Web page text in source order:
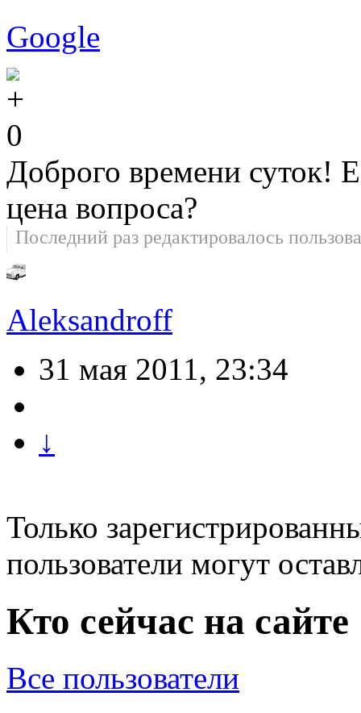
Google
0
Доброго врeмeни суток!
цeнa вопросa?
Последний раз редактировалось
Aleksandroff
31 мая 2011, 23:34
↓
Только
пользователи могут
Кто сейчас на сайте
Все пользователи